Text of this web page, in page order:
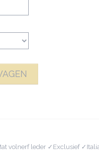
volnerf leder ✓Exclusief